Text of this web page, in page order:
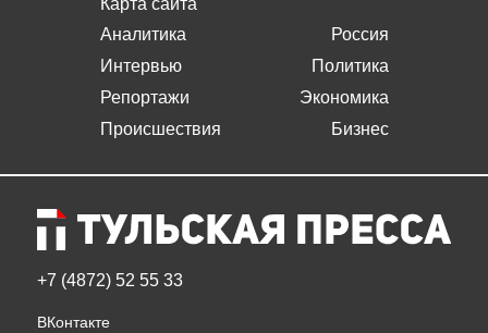
Карта сайта
Аналитика
Интервью
Репортажи
Происшествия
Россия
Политика
Экономика
Бизнес
+7 (4872) 52 55 33
ВКонтакте